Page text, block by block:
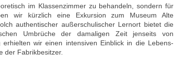
im Klassenzimmer zu behandeln, sondern für
wir kürzlich eine Exkursion zum Museum Alte
authentischer außerschulischer Lernort bietet die
Umbrüche der damaligen Zeit jenseits von
erhielten wir einen intensiven Einblick in die Lebens-
der Fabrikbesitzer.